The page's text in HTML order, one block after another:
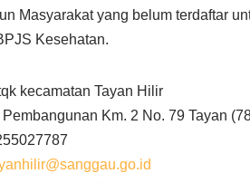
Masyarakat yang belum terdaftar
Kesehatan.
kecamatan Tayan Hilir
Km. 2 No. 79 Tayan